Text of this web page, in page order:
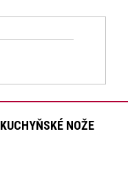
KUCHYŇSKÉ NOŽE